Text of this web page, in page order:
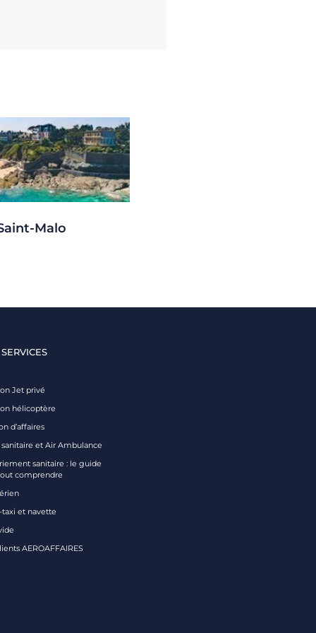
Malo
Jet privé
hélicoptère
d’affaires
et Air Ambulance
sanitaire : le guide
comprendre
taxi et navette
AEROAFFAIRES